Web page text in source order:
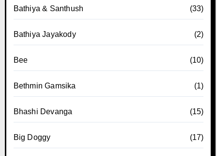
Bathiya & Santhush (33)
Bathiya Jayakody (2)
Bee (10)
Bethmin Gamsika (1)
Bhashi Devanga (15)
Big Doggy (17)